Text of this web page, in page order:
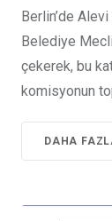
Berlin’de
Belediye
çekerek, bu
komisyonun
DAHA